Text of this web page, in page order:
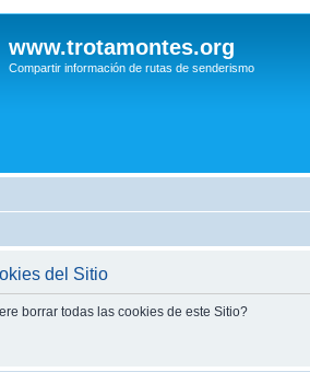
www.trotamontes.org
Compartir información de rutas de senderismo
del Sitio
borrar todas las cookies de este Sitio?